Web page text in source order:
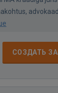
СОЗДАТЬ